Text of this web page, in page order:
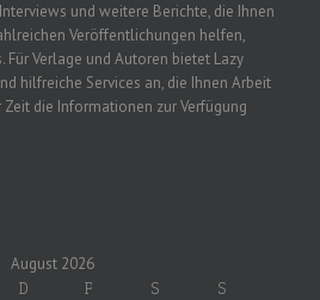
und weitere Berichte, die Ihnen
Veröffentlichungen helfen,
Für Verlage und Autoren bietet Lazy
hilfreiche Services an, die Ihnen Arbeit
die Informationen zur Verfügung
August 2026
D F S S